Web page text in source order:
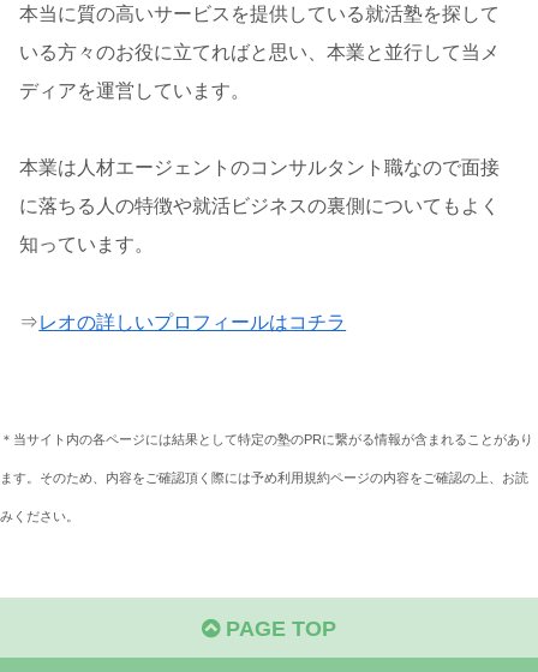
本当に質の高いサービスを提供している就活塾を探して
いる方々のお役に立てればと思い、本業と並行して当メ
ディアを運営しています。
本業は人材エージェントのコンサルタント職なので面接
に落ちる人の特徴や就活ビジネスの裏側についてもよく
知っています。
⇒レオの詳しいプロフィールはコチラ
＊当サイト内の各ページには結果として特定の塾のPRに繋がる情報が含まれることがあり
ます。そのため、内容をご確認頂く際には予め利用規約ページの内容をご確認の上、お読
みください。
PAGE TOP